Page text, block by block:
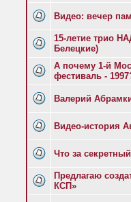
Видео: вечер
15-летие трио
Белецкие)
А почему 1-й
фестиваль -
Валерий
Видео-история
Что за
Предлагаю
КСП»